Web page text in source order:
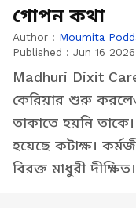
গোপন কথা
Author : Moumita
Published : Jun 16
Madhuri Dixit
কেরিয়ার শুরু
তাকাতে হয়নি
হয়েছে কটাক্ষ।
বিরক্ত মাধুরী